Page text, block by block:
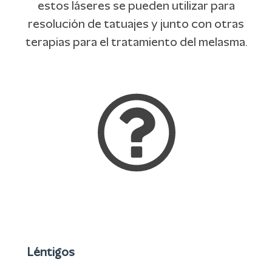
estos láseres se pueden utilizar para
resolución de tatuajes y junto con otras
terapias para el tratamiento del melasma.
Léntigos